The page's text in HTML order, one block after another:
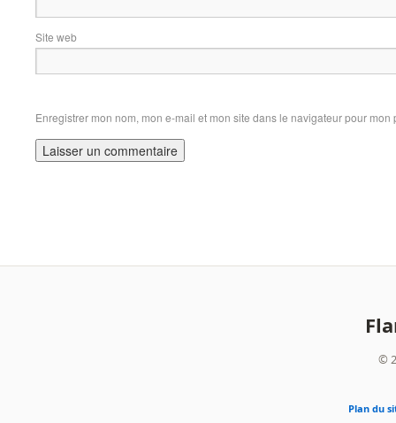
Site web
Enregistrer mon nom, mon e-mail et mon site dans le navigateur pour
©
Plan du